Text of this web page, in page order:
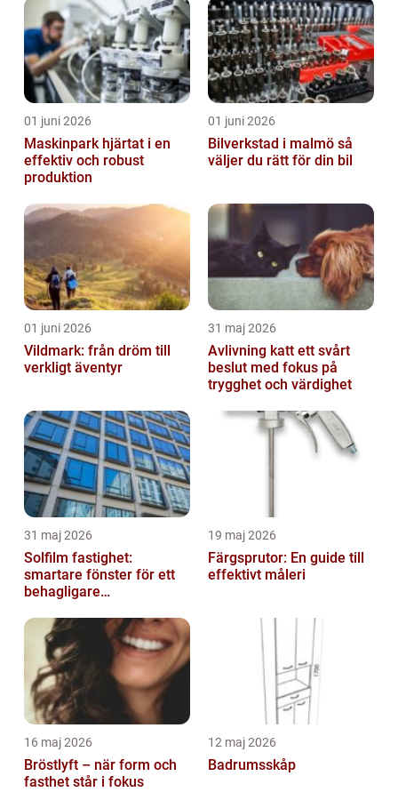
01 juni 2026
Maskinpark hjärtat i en
effektiv och robust
produktion
01 juni 2026
Bilverkstad i malmö så
väljer du rätt för din bil
01 juni 2026
Vildmark: från dröm till
verkligt äventyr
31 maj 2026
Avlivning katt ett svårt
beslut med fokus på
trygghet och värdighet
31 maj 2026
Solfilm fastighet:
smartare fönster för ett
behagligare
19 maj 2026
Färgsprutor: En guide till
effektivt måleri
16 maj 2026
Bröstlyft – när form och
fasthet står i fokus
12 maj 2026
Badrumsskåp